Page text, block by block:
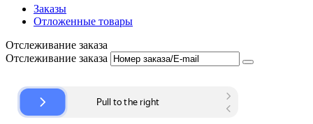
Заказы
Отложенные товары
Отслеживание заказа
Отслеживание заказа